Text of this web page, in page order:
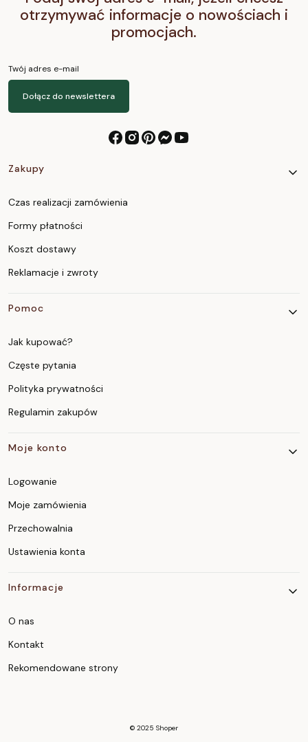
otrzymywać informacje o nowościach i
promocjach.
Twój adres e-mail
Dołącz do newslettera
Linki w stopce
Zakupy
Czas realizacji zamówienia
Formy płatności
Koszt dostawy
Reklamacje i zwroty
Pomoc
Jak kupować?
Częste pytania
Polityka prywatności
Regulamin zakupów
Moje konto
Logowanie
Moje zamówienia
Przechowalnia
Ustawienia konta
Informacje
O nas
Kontakt
Rekomendowane strony
© 2025 Shoper